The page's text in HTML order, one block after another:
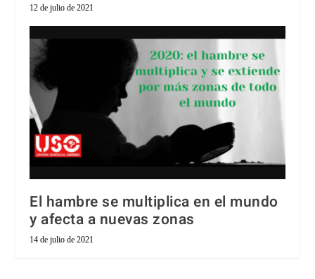
12 de julio de 2021
El hambre se multiplica en el mundo
y afecta a nuevas zonas
14 de julio de 2021